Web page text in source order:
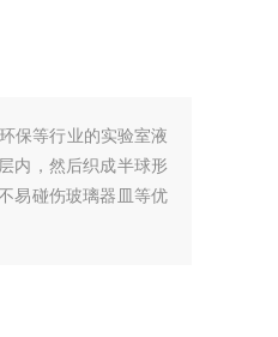
保等行业的实验室液
内，然后织成半球形
易碰伤玻璃器皿等优